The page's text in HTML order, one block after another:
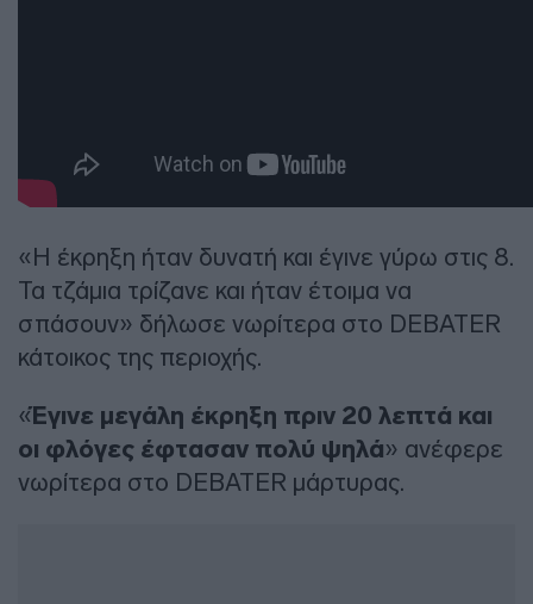
«Η έκρηξη ήταν δυνατή και έγινε γύρω στις 8.
Τα τζάμια τρίζανε και ήταν έτοιμα να
σπάσουν» δήλωσε νωρίτερα στο DEBATER
κάτοικος της περιοχής.
«Έγινε μεγάλη έκρηξη πριν 20 λεπτά και
οι φλόγες έφτασαν πολύ ψηλά» ανέφερε
νωρίτερα στο DEBATER μάρτυρας.